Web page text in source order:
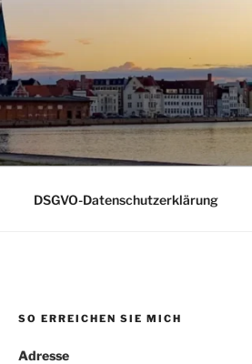
DSGVO-Datenschutzerklärung
SO ERREICHEN SIE MICH
Adresse